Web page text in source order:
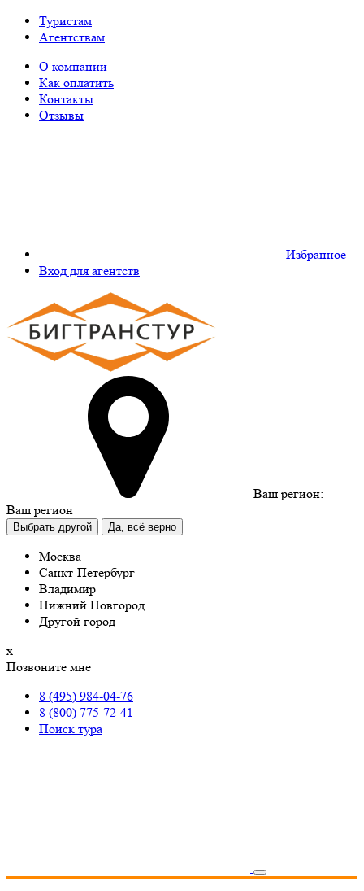
Туристам
Агентствам
О компании
Как оплатить
Контакты
Отзывы
Избранное
Вход для агентств
Ваш регион:
Ваш регион
Выбрать другой Да, всё верно
Москва
Санкт-Петербург
Владимир
Нижний Новгород
Другой город
х
Позвоните мне
8 (495) 984-04-76
8 (800) 775-72-41
Поиск тура